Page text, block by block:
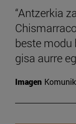
“Antzerkia
beste modu
gisa aurre
Imagen